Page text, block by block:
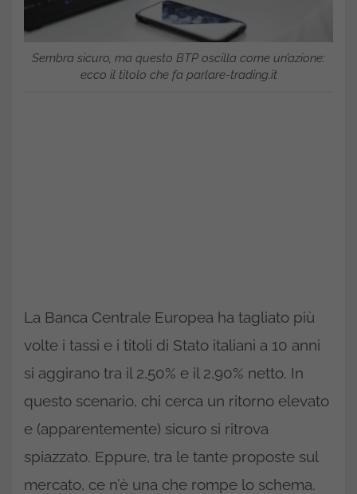
Sembra sicuro, ma questo BTP oscilla come un’azione:
ecco il titolo che fa parlare-trading.it
La Banca Centrale Europea ha tagliato più
volte i tassi e i titoli di Stato italiani a 10 anni
si aggirano tra il 2,50% e il 2,90% netto. In
questo scenario, chi cerca un ritorno elevato
e (apparentemente) sicuro si ritrova
spiazzato. Eppure, tra le tante proposte sul
mercato, ce n’è una che rompe lo schema.